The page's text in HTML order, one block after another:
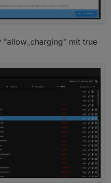
"allow_charging" mit true